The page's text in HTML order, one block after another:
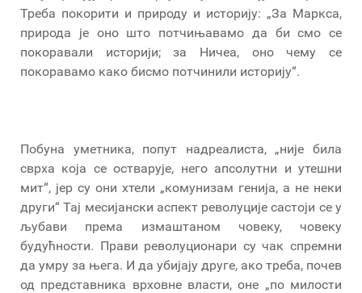
Треба покорити и природу и историју: „За Маркса,
природа је оно што потчињавамо да би смо се
покоравали историји; за Ничеа, оно чему се
покоравамо како бисмо потчинили историју“.
Побуна уметника, попут надреалиста, „није била
сврха која се остварује, него апсолутни и утешни
мит“, јер су они хтели „комунизам генија, а не неки
други“ Тај месијански аспект револуције састоји се у
љубави према измаштаном човеку, човеку
будућности. Прави револуционари су чак спремни
да умру за њега. И да убијају друге, ако треба, почев
од представника врховне власти, оне „по милости